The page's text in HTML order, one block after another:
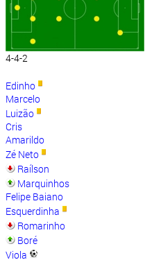
4-4-2
Edinho
Marcelo
Luizão
Cris
Amarildo
Zé Neto
Raílson
Marquinhos
Felipe Baiano
Esquerdinha
Romarinho
Boré
Viola